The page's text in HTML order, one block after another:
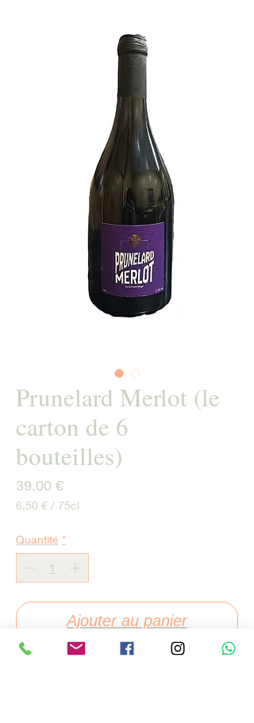
Prunelard Merlot (le
carton de 6
bouteilles)
39,00 €Prix
6,50 € / 75cl
pour
75
Centilitres
Quantité *
Ajouter au panier